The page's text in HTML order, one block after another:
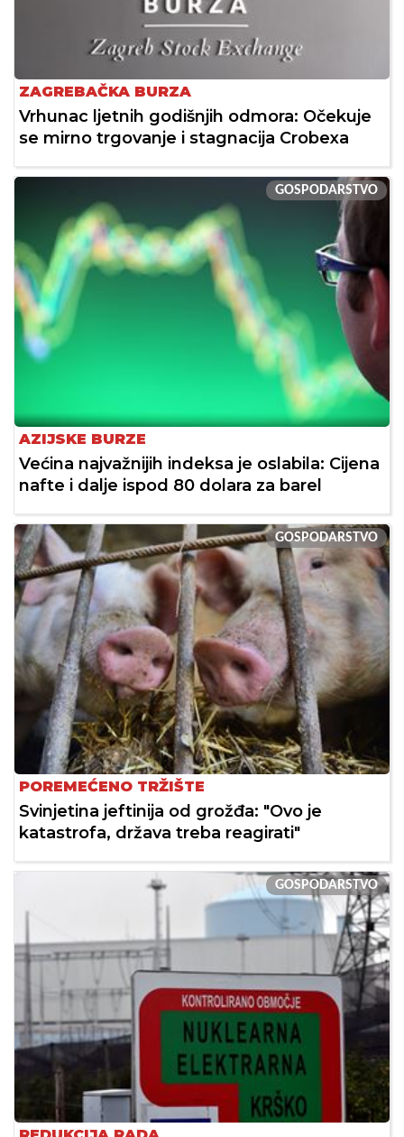
ZAGREBAČKA BURZA
Vrhunac ljetnih godišnjih odmora: Očekuje
se mirno trgovanje i stagnacija Crobexa
GOSPODARSTVO
AZIJSKE BURZE
Većina najvažnijih indeksa je oslabila: Cijena
nafte i dalje ispod 80 dolara za barel
GOSPODARSTVO
POREMEĆENO TRŽIŠTE
Svinjetina jeftinija od grožđa: "Ovo je
katastrofa, država treba reagirati"
GOSPODARSTVO